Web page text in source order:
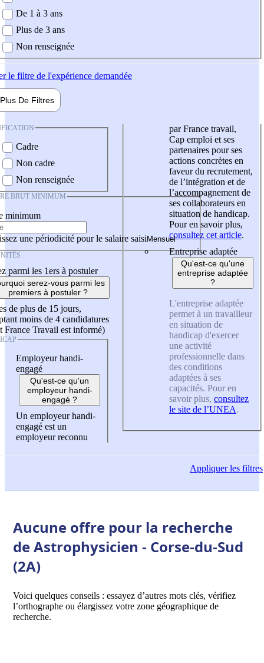
De 1 à 3 ans
Plus de 3 ans
Non renseignée
le filtre de l'expérience demandée
Plus De Filtres
Cadre
Non cadre
Non renseignée
BRUT MINIMUM
minimum
une périodicité pour le salaire saisi
parmi les 1ers à postuler
serez-vous parmi les
premiers à postuler ?
de plus de 15 jours,
moins de 4 candidatures
France Travail est informé)
Employeur handi-
engagé
Qu'est-ce qu'un
employeur handi-
engagé ?
Un employeur handi-
engagé est un
employeur reconnu
par France travail,
Cap emploi et ses
partenaires pour ses
actions concrètes en
faveur du recrutement,
de l’intégration et de
l’accompagnement de
ses collaborateurs en
situation de handicap.
Pour en savoir plus,
consultez cet article.
Entreprise adaptée
Qu'est-ce qu'une
entreprise adaptée
?
L'entreprise adaptée
permet à un travailleur
en situation de
handicap d'exercer
une activité
professionnelle dans
des conditions
adaptées à ses
capacités. Pour en
savoir plus, consultez
le site de l’UNEA.
Appliquerles filtres
Aucune offre pour la recherche
de Astrophysicien - Corse-du-Sud
(2A)
Voici quelques conseils : essayez d’autres mots clés, vérifiez
l’orthographe ou élargissez votre zone géographique de
recherche.